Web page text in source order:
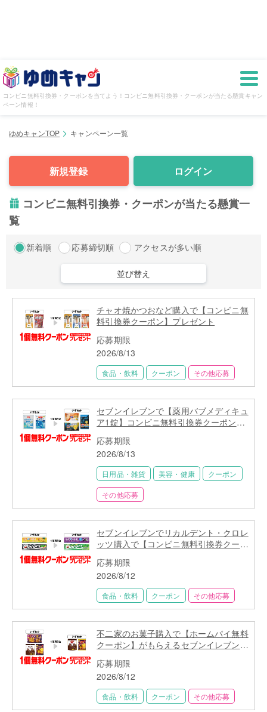
コンビニ無料引換券・クーポンを当てよう！コンビニ無料引換券・クーポンが当たる懸賞キャン
ペーン情報！
ゆめキャンTOP キャンペーン一覧
新規登録 ログイン
コンビニ無料引換券・クーポンが当たる懸賞一
覧
新着順 応募締切順 アクセスが多い順
並び替え
チャオ焼かつおなど購入で【コンビニ無
料引換券クーポン】プレゼント
応募期限
2026/8/13
食品・飲料 クーポン その他応募
セブンイレブンで【薬用バブメディキュ
ア1錠】コンビニ無料引換券クーポンが
応募期限
2026/8/13
日用品・雑貨 美容・健康 クーポン
その他応募
セブンイレブンでリカルデント・クロレ
ッツ購入で【コンビニ無料引換券クーポ
応募期限
2026/8/12
食品・飲料 クーポン その他応募
不二家のお菓子購入で【ホームパイ無料
クーポン】がもらえるセブンイレブン限
応募期限
2026/8/12
食品・飲料 クーポン その他応募